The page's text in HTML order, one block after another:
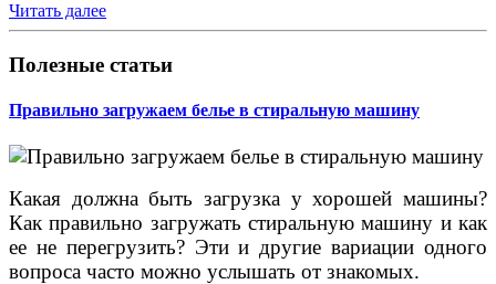
Читать далее
Полезные статьи
Правильно загружаем белье в стиральную машину
Какая должна быть загрузка у хорошей машины?
Как правильно загружать стиральную машину и как
ее не перегрузить? Эти и другие вариации одного
вопроса часто можно услышать от знакомых.